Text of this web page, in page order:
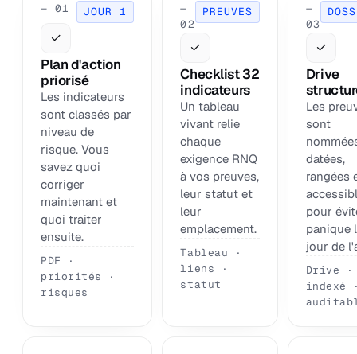
— 01 JOUR 1
✓
Plan d'action
priorisé
Les indicateurs
sont classés par
niveau de
risque. Vous
savez quoi
corriger
maintenant et
quoi traiter
ensuite.
PDF ·
priorités ·
risques
—
02
PREUVES
✓
Checklist 32
indicateurs
Un tableau
vivant relie
chaque
exigence RNQ
à vos preuves,
leur statut et
leur
emplacement.
Tableau ·
liens ·
statut
—
03
✓
Drive
Les
sont
datées,
rangées
pour
panique
jour de
Drive ·
indexé